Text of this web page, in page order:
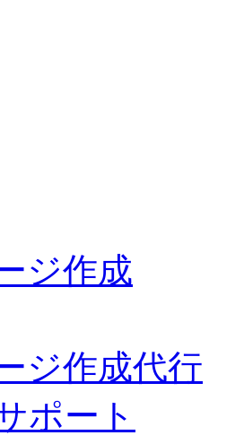
ジ作成
ジ作成代行
ポート